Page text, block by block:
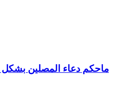
ماحكم دعاء المصلين بشكل